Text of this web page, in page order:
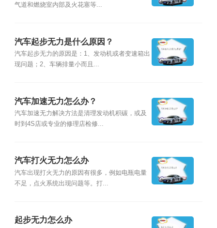
气道和燃烧室内部及火花塞等...
汽车起步无力是什么原因？
汽车起步无力的原因是：1、发动机或者变速箱出
现问题；2、车辆排量小而且...
汽车加速无力怎么办？
汽车加速无力解决方法是清理发动机积碳，或及
时到4S店或专业的修理店检修...
汽车打火无力怎么办
汽车出现打火无力的原因有很多，例如电瓶电量
不足，点火系统出现问题等。打...
起步无力怎么办